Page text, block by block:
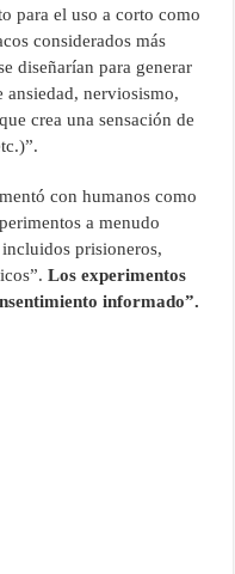
para el uso a corto como
considerados más
diseñarían para generar
ansiedad, nerviosismo,
crea una sensación de
con humanos como
a menudo
prisioneros,
Los experimentos
informado”.